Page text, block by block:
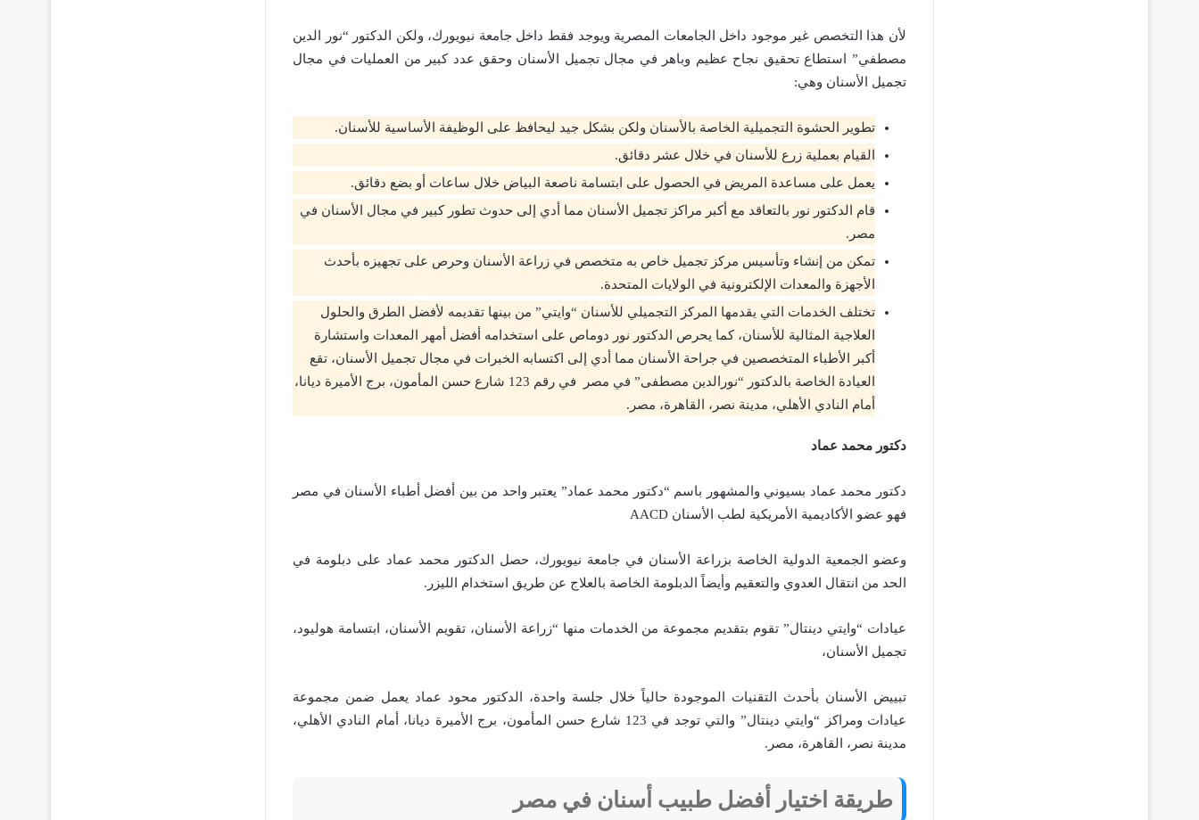
لأن هذا التخصص غير موجود داخل الجامعات المصرية ويوجد فقط داخل جامعة نيويورك، ولكن الدكتور “نور الدين
مصطفي” استطاع تحقيق نجاح عظيم وباهر في مجال تجميل الأسنان وحقق عدد كبير من العمليات في مجال
تجميل الأسنان وهي:
تطوير الحشوة التجميلية الخاصة بالأسنان ولكن بشكل جيد ليحافظ على الوظيفة الأساسية للأسنان.
القيام بعملية زرع للأسنان في خلال عشر دقائق.
يعمل على مساعدة المريض في الحصول على ابتسامة ناصعة البياض خلال ساعات أو بضع دقائق.
قام الدكتور نور بالتعاقد مع أكبر مراكز تجميل الأسنان مما أدي إلى حدوث تطور كبير في مجال الأسنان في
مصر.
تمكن من إنشاء وتأسيس مركز تجميل خاص به متخصص في زراعة الأسنان وحرص على تجهيزه بأحدث
الأجهزة والمعدات الإلكترونية في الولايات المتحدة.
تختلف الخدمات التي يقدمها المركز التجميلي للأسنان “وايتي” من بينها تقديمه لأفضل الطرق والحلول
العلاجية المثالية للأسنان، كما يحرص الدكتور نور دوماص على استخدامه أفضل أمهر المعدات واستشارة
أكبر الأطباء المتخصصين في جراحة الأسنان مما أدي إلى اكتسابه الخبرات في مجال تجميل الأسنان، تقع
العيادة الخاصة بالدكتور “نورالدين مصطفى” في مصر في رقم 123 شارع حسن المأمون، برج الأميرة ديانا،
أمام النادي الأهلي، مدينة نصر، القاهرة، مصر.
دكتور محمد عماد
دكتور محمد عماد بسيوني والمشهور باسم “دكتور محمد عماد” يعتبر واحد من بين أفضل أطباء الأسنان في مصر
فهو عضو الأكاديمية الأمريكية لطب الأسنان AACD
وعضو الجمعية الدولية الخاصة بزراعة الأسنان في جامعة نيويورك، حصل الدكتور محمد عماد على دبلومة في
الحد من انتقال العدوي والتعقيم وأيضاً الدبلومة الخاصة بالعلاج عن طريق استخدام الليزر.
عيادات “وايتي دينتال” تقوم بتقديم مجموعة من الخدمات منها “زراعة الأسنان، تقويم الأسنان، ابتسامة هوليود،
تجميل الأسنان،
تبييض الأسنان بأحدث التقنيات الموجودة حالياً خلال جلسة واحدة، الدكتور محود عماد يعمل ضمن مجموعة
عيادات ومراكز “وايتي دينتال” والتي توجد في 123 شارع حسن المأمون، برج الأميرة ديانا، أمام النادي الأهلي،
مدينة نصر، القاهرة، مصر.
طريقة اختيار أفضل طبيب أسنان في مصر